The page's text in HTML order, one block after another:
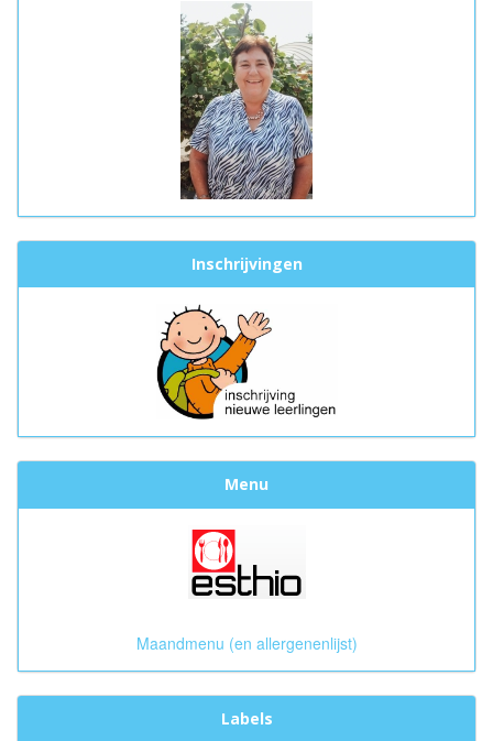
Inschrijvingen
Menu
Maandmenu (en allergenenlijst)
Labels